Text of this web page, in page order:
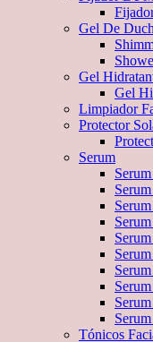
Gel De
Gel
Gel
Limpiador
Protector
Serum
Tónicos